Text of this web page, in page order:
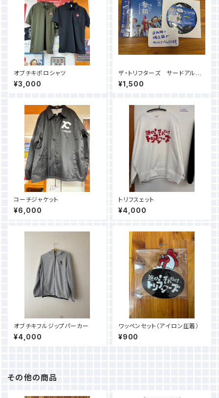
オブチキポロシャツ
¥3,000
ザ・トリフターズ サードアルバ
ム「村と生きる参鶏」
¥1,500
コーチジャケット
¥6,000
トリフスェット
¥4,000
オブチキフルジップパーカー
¥4,000
ワッペンセット（アイロン圧着）
¥900
その他の商品